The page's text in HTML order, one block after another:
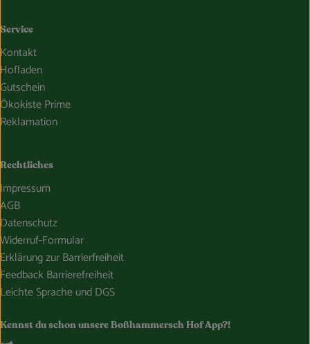
Service
Kontakt
Hofladen
Gutschein
Ökokiste Prime
Reklamation
Rechtliches
Impressum
AGB
Datenschutz
Widerruf-Formular
Erklärung zur Barrierfreiheit
Feedback Barrierefreiheit
Leichte Sprache und DGS
Kennst du schon unsere Boßhammersch Hof App?!